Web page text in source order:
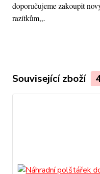
doporučujeme zakoupit
razítkům,,.
Související zboží